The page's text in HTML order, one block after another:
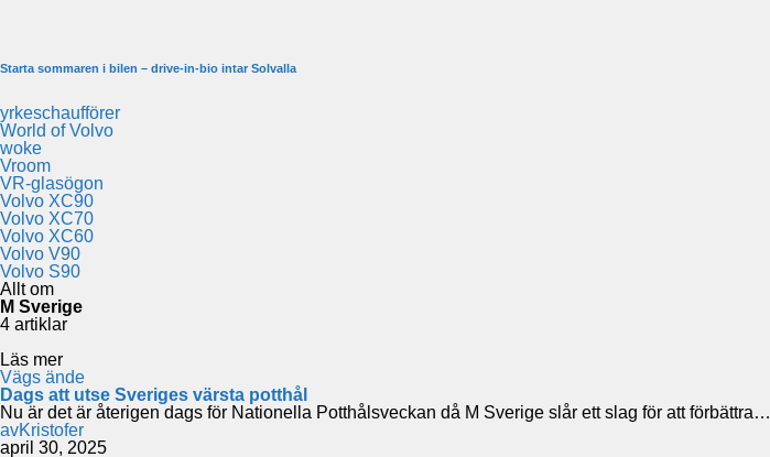
Starta sommaren i bilen – drive-in-bio intar Solvalla
yrkeschaufförer
World of Volvo
woke
Vroom
VR-glasögon
Volvo XC90
Volvo XC70
Volvo XC60
Volvo V90
Volvo S90
Allt om
M Sverige
4 artiklar
Läs mer
Vägs ände
Dags att utse Sveriges värsta potthål
Nu är det är återigen dags för Nationella Potthålsveckan då M Sverige slår ett slag för att förbättra…
avKristofer
april 30, 2025